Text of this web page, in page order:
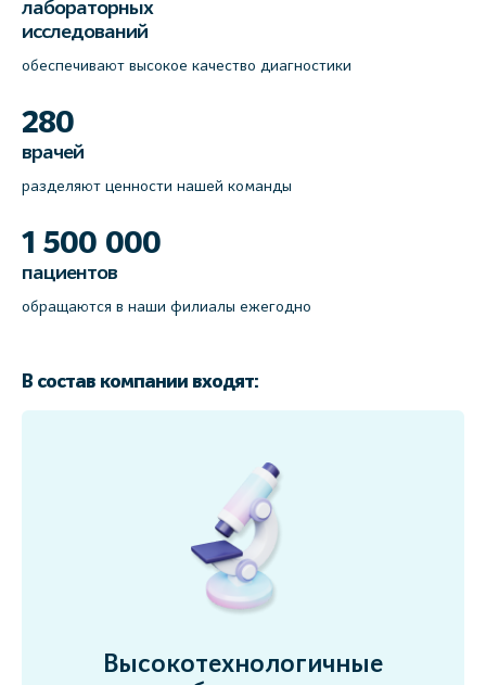
лабораторных
исследований
обеспечивают высокое качество диагностики
280
врачей
разделяют ценности нашей команды
1 500 000
пациентов
обращаются в наши филиалы ежегодно
В состав компании входят:
Высокотехнологичные